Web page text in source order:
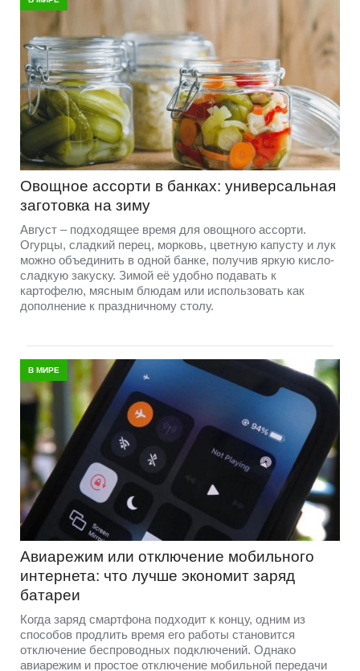
Овощное ассорти в банках: универсальная
заготовка на зиму
Август – подходящее время для овощного ассорти.
Огурцы, сладкий перец, морковь, цветную капусту и лук
можно объединить в одной банке, получив яркую кисло-
сладкую закуску. Зимой её удобно подавать к
картофелю, мясным блюдам или использовать как
дополнение к праздничному столу.
В МИРЕ
Авиарежим или отключение мобильного
интернета: что лучше экономит заряд
батареи
Когда заряд смартфона подходит к концу, одним из
способов продлить время его работы становится
отключение беспроводных подключений. Однако
авиарежим и простое отключение мобильной передачи